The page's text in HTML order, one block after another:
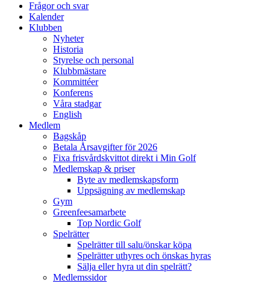
Frågor och svar
Kalender
Klubben
Nyheter
Historia
Styrelse och personal
Klubbmästare
Kommittéer
Konferens
Våra stadgar
English
Medlem
Bagskåp
Betala Årsavgifter för 2026
Fixa frisvårdskvittot direkt i Min Golf
Medlemskap & priser
Byte av medlemskapsform
Uppsägning av medlemskap
Gym
Greenfeesamarbete
Top Nordic Golf
Spelrätter
Spelrätter till salu/önskar köpa
Spelrätter uthyres och önskas hyras
Sälja eller hyra ut din spelrätt?
Medlemssidor